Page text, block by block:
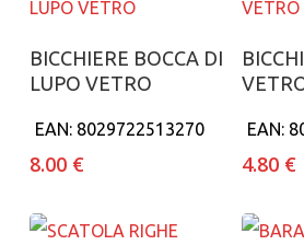
Aggiungi al carrello
BICCHIERE BOCCA DI
LUPO VETRO
EAN: 8029722513270
8.00 €
EAN:
4.80 €